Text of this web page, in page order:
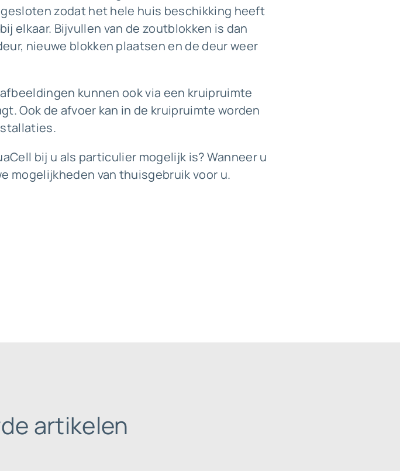
zodat het hele huis beschikking heeft
elkaar. Bijvullen van de zoutblokken is dan
nieuwe blokken plaatsen en de deur weer
kunnen ook via een kruipruimte
Ook de afvoer kan in de kruipruimte worden
bij u als particulier mogelijk is? Wanneer u
mogelijkheden van thuisgebruik voor u.
artikelen